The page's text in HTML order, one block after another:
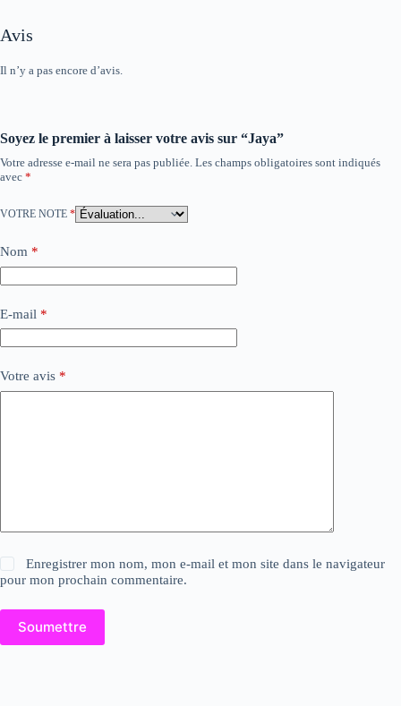
Avis
Il n’y a pas encore d’avis.
Soyez le premier à laisser votre avis sur “Jaya”
Votre adresse e-mail ne sera pas publiée. Les champs obligatoires sont indiqués
avec *
VOTRE NOTE *
Nom *
E-mail *
Votre avis *
Enregistrer mon nom, mon e-mail et mon site dans le navigateur
pour mon prochain commentaire.
Soumettre